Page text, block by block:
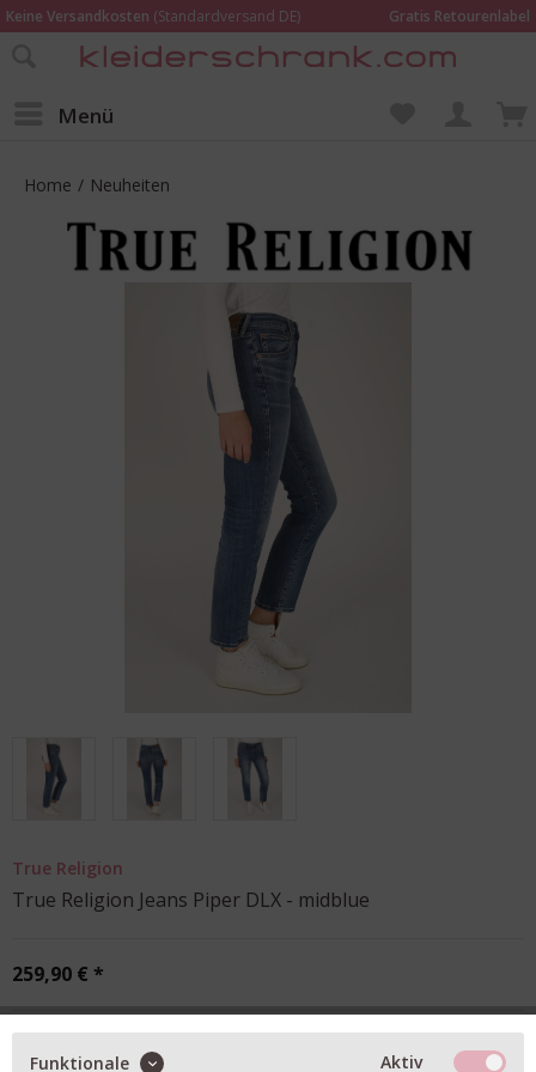
Keine Versandkosten (Standardversand DE)
Gratis Retourenlabel
Online bestellen – im Geschäft in Kempen anprobieren und beraten lassen
Menü
Home / Neuheiten
True Religion
True Religion Jeans Piper DLX - midblue
259,90 € *
Anzahl:
Funktionale Aktiv